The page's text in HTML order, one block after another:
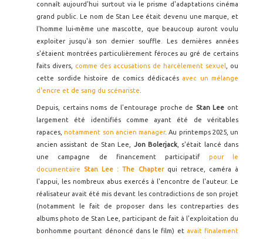
connaît aujourd'hui surtout via le prisme d'adaptations cinéma
grand public. Le nom de Stan Lee était devenu une marque, et
l'homme lui-même une mascotte, que beaucoup auront voulu
exploiter jusqu'à son dernier souffle. Les dernières années
s'étaient montrées particulièrement féroces au gré de certains
faits divers, comme des accusations de harcèlement sexuel , ou
cette sordide histoire de comics dédicacés avec un mélange
d'encre et de sang du scénariste
Depuis, certains noms de l'entourage proche de Stan Lee ont
largement été identifiés comme ayant été de véritables
rapaces,notamment son ancien manager. Au printemps 2025, un
ancien assistant de Stan Lee, Jon Bolerjack , s'était lancé dans
une campagne de financement participatif pour le
documentaire Stan Lee : The Chapterqui retrace, caméra à
l'appui, les nombreux abus exercés à l'encontre de l'auteur. Le
réalisateur avait été mis devant les contradictions de son projet
(notamment le fait de proposer dans les contreparties des
albums photo de Stan Lee, participant de fait à l'exploitation du
bonhomme pourtant dénoncé dans le film) et avait finalement